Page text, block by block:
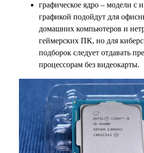
графическое ядро – модели с
графикой подойдут для
домашних компьютеров и
геймерских ПК, но для
подборок следует отдавать
процессорам без видеокарты.